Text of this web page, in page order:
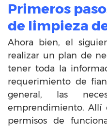
Primeros
de limpieza
Ahora bien, el
realizar un plan de
tener toda la
requerimiento de
general, las
emprendimiento. Allí
permisos de